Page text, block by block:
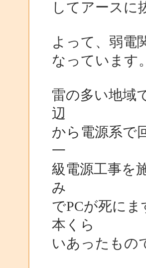
してアースに
よって、弱電
なっています。
雷の多い地域
辺
から電源系で
一
級電源工事を
み
でPCが死に
本くら
いあったもの